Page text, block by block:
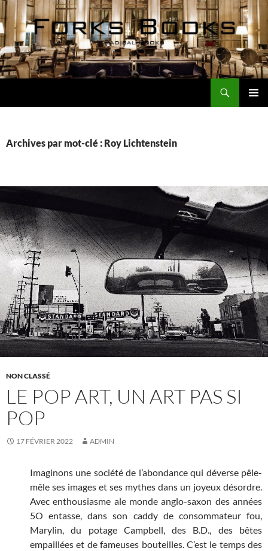
Aller
au
contenu
Archives par mot-clé : Roy Lichtenstein
NON CLASSÉ
LE POP ART, UN ART PAS SI
POP
17 FÉVRIER 2022 ADMIN
Imaginons une société de l’abondance qui déverse pêle-
mêle ses images et ses mythes dans un joyeux désordre.
Avec enthousiasme ale monde anglo-saxon des années
5O entasse, dans son caddy de consommateur fou,
Marylin, du potage Campbell, des B.D., des bêtes
empaillées et de fameuses bouteilles. C’est le temps des